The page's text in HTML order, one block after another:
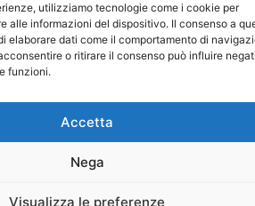
utilizziamo tecnologie come i cookie per
alle informazioni del dispositivo. Il consenso a
elaborare dati come il comportamento di
o ritirare il consenso può influire
funzioni.
Accetta
Nega
Visualizza le preferenze